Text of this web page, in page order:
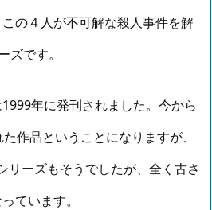
の４人が不可解な殺人事件を解
ズです。
年に発刊されました。今から
作品ということになりますが、
リーズもそうでしたが、全く古さ
ています。